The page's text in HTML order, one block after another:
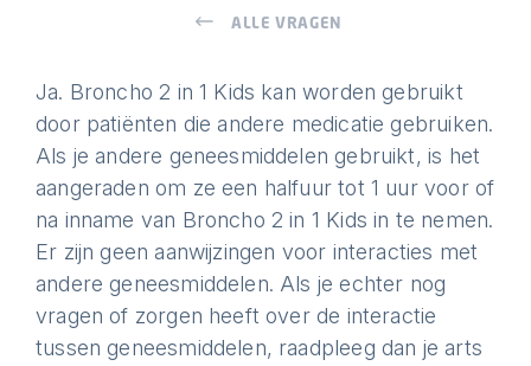
ALLE VRAGEN
Ja. Broncho 2 in 1 Kids kan worden gebruikt
door patiënten die andere medicatie gebruiken.
Als je andere geneesmiddelen gebruikt, is het
aangeraden om ze een halfuur tot 1 uur voor of
na inname van Broncho 2 in 1 Kids in te nemen.
Er zijn geen aanwijzingen voor interacties met
andere geneesmiddelen. Als je echter nog
vragen of zorgen heeft over de interactie
tussen geneesmiddelen, raadpleeg dan je arts